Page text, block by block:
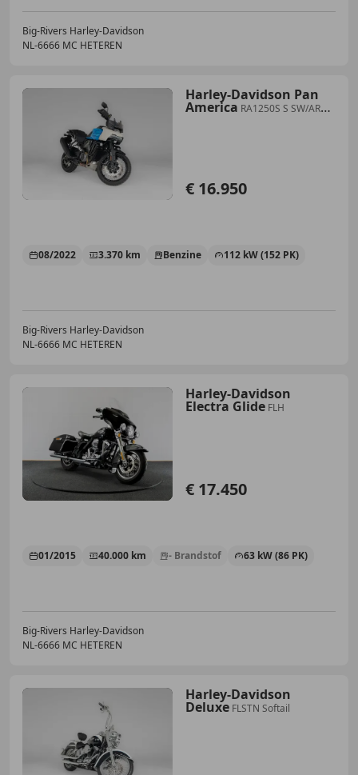
Big-Rivers Harley-Davidson
NL-6666 MC HETEREN
Harley-Davidson Pan
America RA1250S S SW/ARH
€ 16.950
08/2022 3.370 km Benzine 112 kW (152 PK)
Big-Rivers Harley-Davidson
NL-6666 MC HETEREN
Harley-Davidson
Electra Glide FLH
€ 17.450
01/2015 40.000 km - Brandstof 63 kW (86 PK)
Big-Rivers Harley-Davidson
NL-6666 MC HETEREN
Harley-Davidson
Deluxe FLSTN Softail